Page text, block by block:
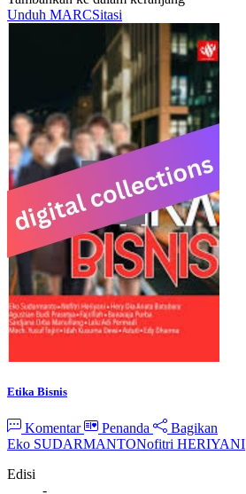
Unduh MARCSitasi
Etika Bisnis
Komentar Penanda
Bagikan
Eko SUDARMANTONofitri HERIYANI
Edisi
-